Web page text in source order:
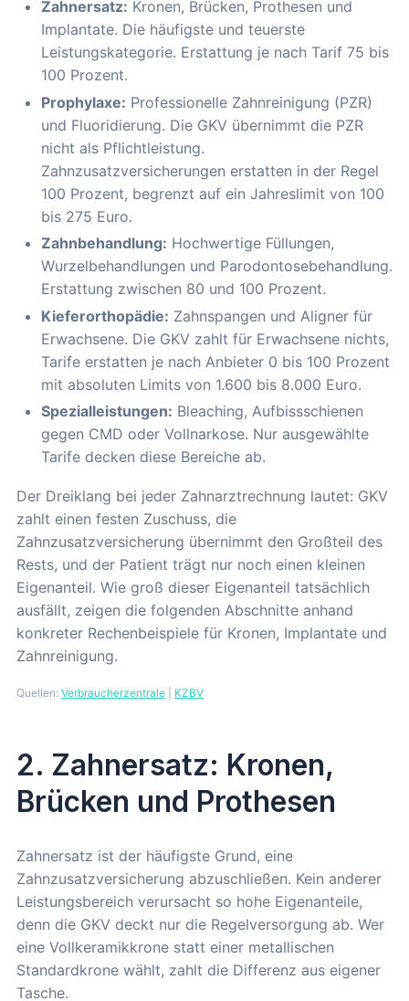
Zahnersatz: Kronen, Brücken, Prothesen und
Implantate. Die häufigste und teuerste
Leistungskategorie. Erstattung je nach Tarif 75 bis
100 Prozent.
Prophylaxe: Professionelle Zahnreinigung (PZR)
und Fluoridierung. Die GKV übernimmt die PZR
nicht als Pflichtleistung.
Zahnzusatzversicherungen erstatten in der Regel
100 Prozent, begrenzt auf ein Jahreslimit von 100
bis 275 Euro.
Zahnbehandlung: Hochwertige Füllungen,
Wurzelbehandlungen und Parodontosebehandlung.
Erstattung zwischen 80 und 100 Prozent.
Kieferorthopädie: Zahnspangen und Aligner für
Erwachsene. Die GKV zahlt für Erwachsene nichts,
Tarife erstatten je nach Anbieter 0 bis 100 Prozent
mit absoluten Limits von 1.600 bis 8.000 Euro.
Spezialleistungen: Bleaching, Aufbissschienen
gegen CMD oder Vollnarkose. Nur ausgewählte
Tarife decken diese Bereiche ab.
Der Dreiklang bei jeder Zahnarztrechnung lautet: GKV
zahlt einen festen Zuschuss, die
Zahnzusatzversicherung übernimmt den Großteil des
Rests, und der Patient trägt nur noch einen kleinen
Eigenanteil. Wie groß dieser Eigenanteil tatsächlich
ausfällt, zeigen die folgenden Abschnitte anhand
konkreter Rechenbeispiele für Kronen, Implantate und
Zahnreinigung.
Quellen: Verbraucherzentrale KZBV
2. Zahnersatz: Kronen,
Brücken und Prothesen
Zahnersatz ist der häufigste Grund, eine
Zahnzusatzversicherung abzuschließen. Kein anderer
Leistungsbereich verursacht so hohe Eigenanteile,
denn die GKV deckt nur die Regelversorgung ab. Wer
eine Vollkeramikkrone statt einer metallischen
Standardkrone wählt, zahlt die Differenz aus eigener
Tasche.